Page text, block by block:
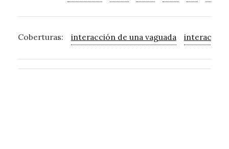
Coberturas: interacción de una vaguada interacción